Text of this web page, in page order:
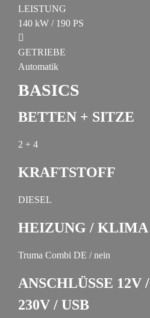
LEISTUNG
140 kW / 190 PS
GETRIEBE
Automatik
BASICS
BETTEN + SITZE
2 + 4
KRAFTSTOFF
DIESEL
HEIZUNG / KLIMA
Truma Combi DE / nein
ANSCHLÜSSE 12V /
230V / USB